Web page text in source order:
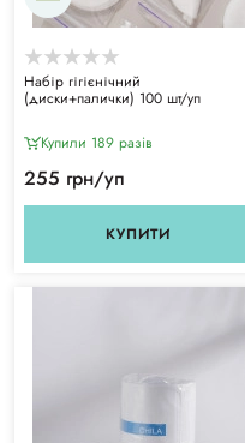
Набір гігієнічний
(диски+палички) 100 шт/уп
Купили 189 разiв
255 грн/уп
КУПИТИ